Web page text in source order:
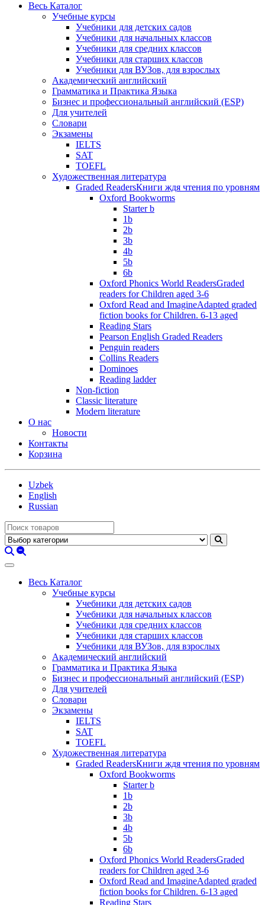
Весь Каталог
Учебные курсы
Учебники для детских садов
Учебники для начальных классов
Учебники для средних классов
Учебники для старших классов
Учебники для ВУЗов, для взрослых
Академический английский
Грамматика и Практика Языка
Бизнес и профессиональный английский (ESP)
Для учителей
Словари
Экзамены
IELTS
SAT
TOEFL
Художественная литература
Graded ReadersКниги ждя чтения по уровням
Oxford Bookworms
Starter b
1b
2b
3b
4b
5b
6b
Oxford Phonics World ReadersGraded
readers for Children aged 3-6
Oxford Read and ImagineAdapted graded
fiction books for Children. 6-13 aged
Reading Stars
Pearson English Graded Readers
Penguin readers
Collins Readers
Dominoes
Reading ladder
Non-fiction
Classic literature
Modern literature
О нас
Новости
Контакты
Корзина
Uzbek
English
Russian
Весь Каталог
Учебные курсы
Учебники для детских садов
Учебники для начальных классов
Учебники для средних классов
Учебники для старших классов
Учебники для ВУЗов, для взрослых
Академический английский
Грамматика и Практика Языка
Бизнес и профессиональный английский (ESP)
Для учителей
Словари
Экзамены
IELTS
SAT
TOEFL
Художественная литература
Graded ReadersКниги ждя чтения по уровням
Oxford Bookworms
Starter b
1b
2b
3b
4b
5b
6b
Oxford Phonics World ReadersGraded
readers for Children aged 3-6
Oxford Read and ImagineAdapted graded
fiction books for Children. 6-13 aged
Reading Stars